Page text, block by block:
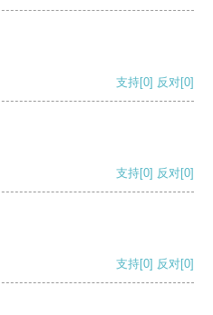
支持[0] 反对[0]
支持[0] 反对[0]
支持[0] 反对[0]